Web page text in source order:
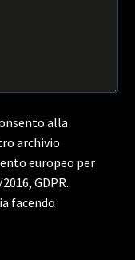
alla
archivio
europeo per
GDPR.
facendo